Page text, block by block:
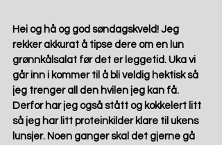
Hei og hå og god søndagskveld! Jeg
rekker akkurat å tipse dere om en lun
grønnkålsalat før det er leggetid. Uka vi
går inn i kommer til å bli veldig hektisk så
jeg trenger all den hvilen jeg kan få.
Derfor har jeg også stått og kokkelert litt
så jeg har litt proteinkilder klare til ukens
lunsjer. Noen ganger skal det gjerne gå